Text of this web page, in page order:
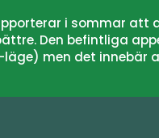
i sommar att
Den befintliga
men det innebär